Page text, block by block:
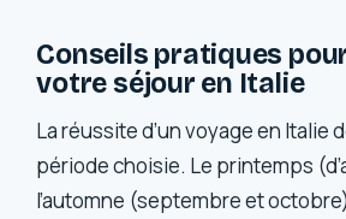
Conseils pratiques
votre séjour en Italie
La réussite d’un voyage en Italie
période choisie. Le printemps
l’automne (septembre et